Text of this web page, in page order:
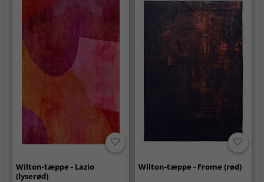
Wilton-tæppe - Lazio
(lyserød)
Wilton-tæppe - Frome (rød)